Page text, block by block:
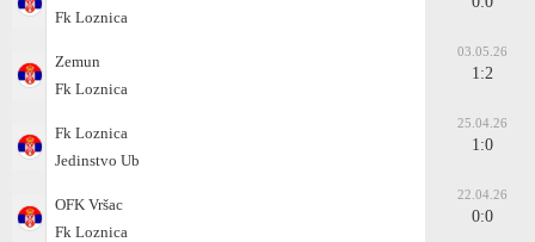
Fk Loznica
Zemun
Fk Loznica
03.05.26
1:2
Fk Loznica
Jedinstvo Ub
25.04.26
1:0
OFK Vršac
Fk Loznica
22.04.26
0:0